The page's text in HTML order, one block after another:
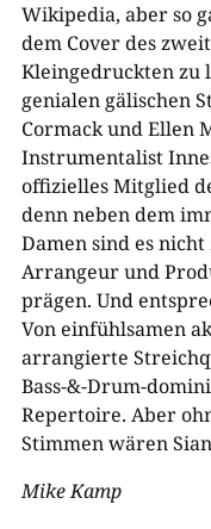
Wikipedia, aber so
dem Cover des
Kleingedruckten zu
genialen gälischen
Cormack und Ellen
Instrumentalist
offizielles Mitglied
denn neben dem
Damen sind es
Arrangeur und
prägen. Und
Von einfühlsamen
arrangierte
Bass-&-Drum-
Repertoire. Aber
Stimmen wären
Mike Kamp